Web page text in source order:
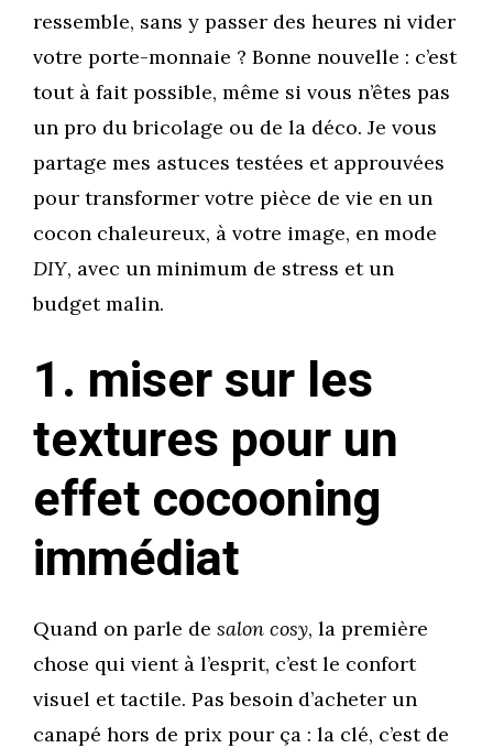
ressemble, sans y passer des heures ni vider
votre porte-monnaie ? Bonne nouvelle : c’est
tout à fait possible, même si vous n’êtes pas
un pro du bricolage ou de la déco. Je vous
partage mes astuces testées et approuvées
pour transformer votre pièce de vie en un
cocon chaleureux, à votre image, en mode
DIY, avec un minimum de stress et un
budget malin.
1. miser sur les
textures pour un
effet cocooning
immédiat
Quand on parle de salon cosy, la première
chose qui vient à l’esprit, c’est le confort
visuel et tactile. Pas besoin d’acheter un
canapé hors de prix pour ça : la clé, c’est de